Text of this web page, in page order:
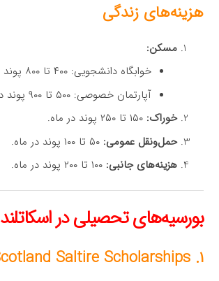
هزینه‌های زندگی
مسکن:
خوابگاه دانشجویی: ۴۰۰ تا ۸۰۰ پوند در ماه.
آپارتمان خصوصی: ۵۰۰ تا ۹۰۰ پوند در ماه.
خوراک:
حمل‌ونقل عمومی:
هزینه‌های جانبی:
بورسیه‌های تحصیلی در اسکاتلند
۱. Scotland Saltire Scholarships